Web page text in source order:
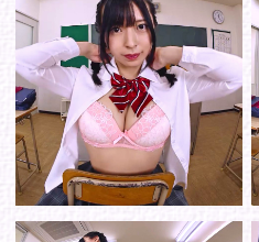
シリーズから選ぶ
ゾーンから選ぶ